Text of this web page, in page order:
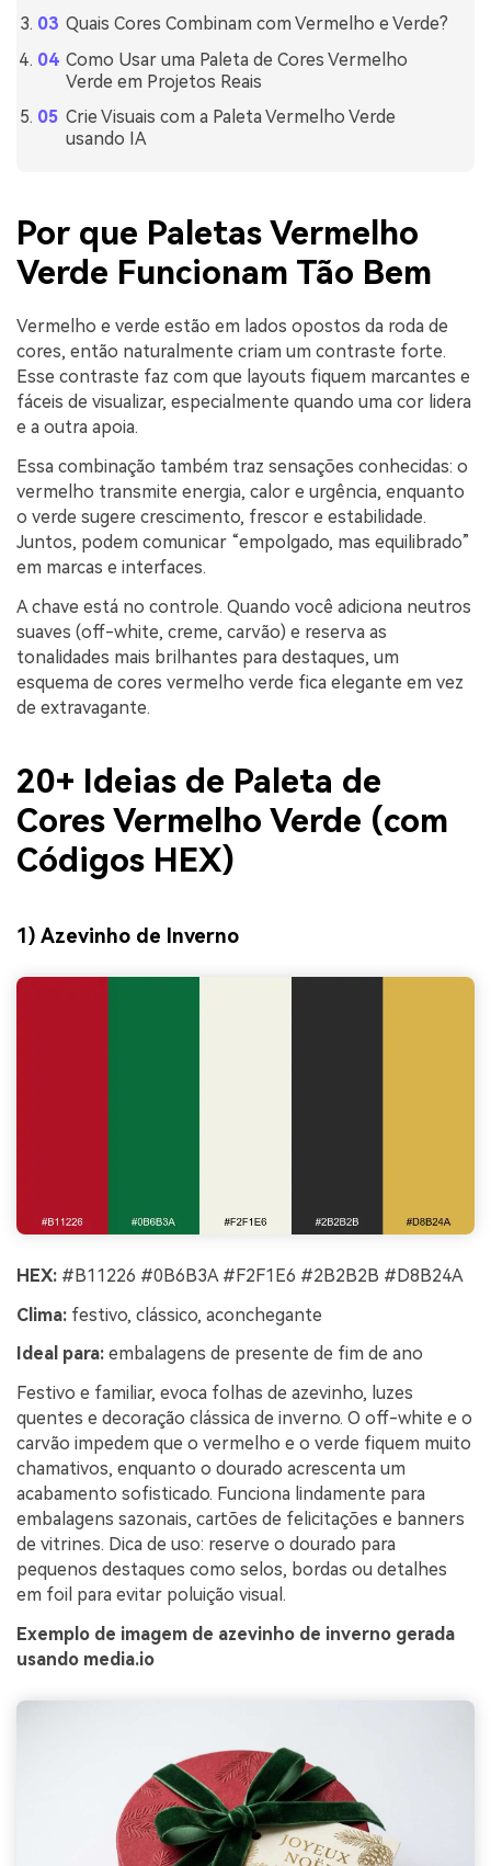
Quais Cores Combinam com Vermelho e Verde?
Como Usar uma Paleta de Cores Vermelho
Verde em Projetos Reais
Crie Visuais com a Paleta Vermelho Verde
usando IA
Por que Paletas Vermelho
Verde Funcionam Tão Bem
Vermelho e verde estão em lados opostos da roda de
cores, então naturalmente criam um contraste forte.
Esse contraste faz com que layouts fiquem marcantes e
fáceis de visualizar, especialmente quando uma cor lidera
e a outra apoia.
Essa combinação também traz sensações conhecidas: o
vermelho transmite energia, calor e urgência, enquanto
o verde sugere crescimento, frescor e estabilidade.
Juntos, podem comunicar “empolgado, mas equilibrado”
em marcas e interfaces.
A chave está no controle. Quando você adiciona neutros
suaves (off-white, creme, carvão) e reserva as
tonalidades mais brilhantes para destaques, um
esquema de cores vermelho verde fica elegante em vez
de extravagante.
20+ Ideias de Paleta de
Cores Vermelho Verde (com
Códigos HEX)
1) Azevinho de Inverno
HEX: #B11226 #0B6B3A #F2F1E6 #2B2B2B #D8B24A
Clima: festivo, clássico, aconchegante
Ideal para: embalagens de presente de fim de ano
Festivo e familiar, evoca folhas de azevinho, luzes
quentes e decoração clássica de inverno. O off-white e o
carvão impedem que o vermelho e o verde fiquem muito
chamativos, enquanto o dourado acrescenta um
acabamento sofisticado. Funciona lindamente para
embalagens sazonais, cartões de felicitações e banners
de vitrines. Dica de uso: reserve o dourado para
pequenos destaques como selos, bordas ou detalhes
em foil para evitar poluição visual.
Exemplo de imagem de azevinho de inverno gerada
usando media.io